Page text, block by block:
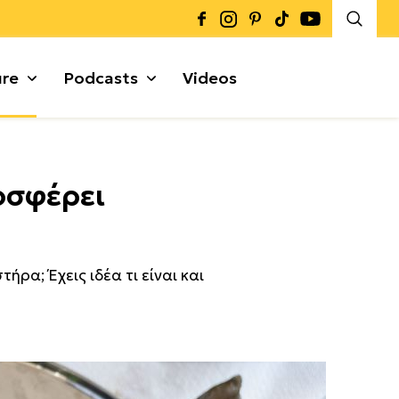
Γκρανόλες + Μπάρες
Podcasts Videos
Έχεις ιδέα τι είναι και